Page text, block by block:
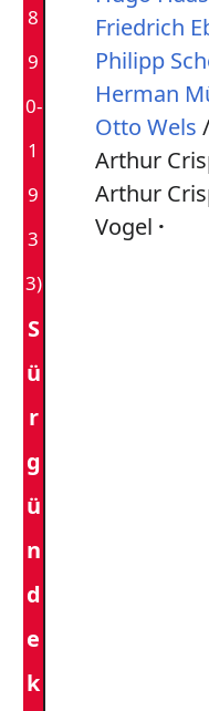
8
9
0-
1
9
3
3)
Friedrich
Philipp
Herman
Otto Wels /
Arthur
Arthur
Vogel
S
ü
r
g
ü
n
d
e
k